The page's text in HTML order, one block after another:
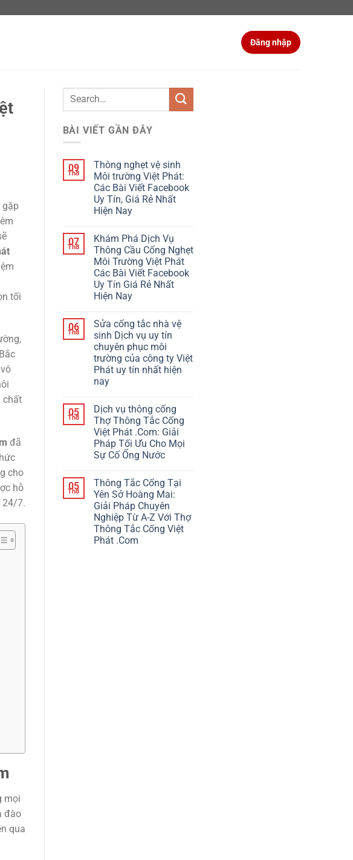
Đăng nhập
gặp
tối
chất
đã
cho
hỗ
24/7.
mọi
đào
qua
BÀI VIẾT GẦN ĐÂY
09
Th8
Thông nghẹt vệ sinh
Môi trường Việt Phát:
Các Bài Viết Facebook
Uy Tín, Giá Rẻ Nhất
Hiện Nay
07
Th8
Khám Phá Dịch Vụ
Thông Cầu Cống Nghẹt
Môi Trường Việt Phát
Các Bài Viết Facebook
Uy Tín Giá Rẻ Nhất
Hiện Nay
06
Th8
Sửa cống tắc nhà vệ
sinh Dịch vụ uy tín
chuyên phục môi
trường của công ty Việt
Phát uy tín nhất hiện
nay
05
Th8
Dịch vụ thông cống
Thợ Thông Tắc Cống
Việt Phát .Com: Giải
Pháp Tối Ưu Cho Mọi
Sự Cố Ống Nước
05
Th8
Thông Tắc Cống Tại
Yên Sở Hoàng Mai:
Giải Pháp Chuyên
Nghiệp Từ A-Z Với Thợ
Thông Tắc Cống Việt
Phát .Com